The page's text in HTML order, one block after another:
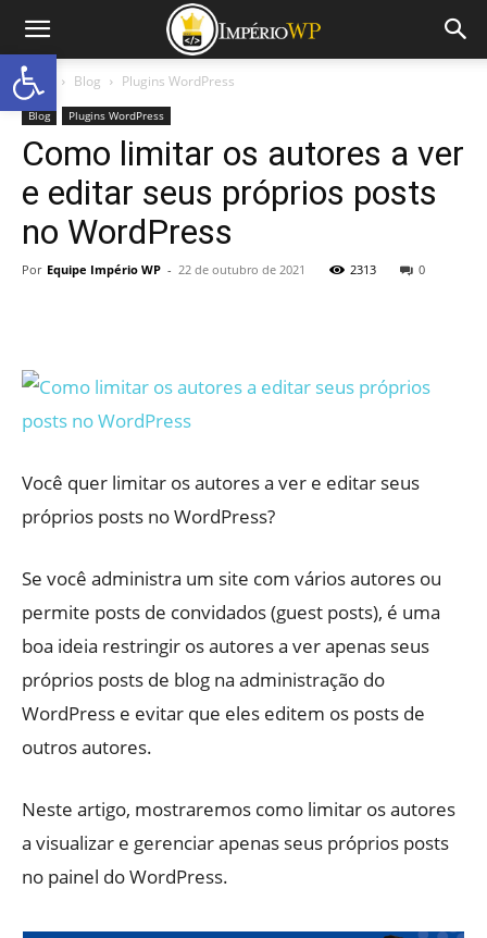
Início Blog Plugins WordPress
Blog Plugins WordPress
Como limitar os autores a ver
e editar seus próprios posts
no WordPress
Por Equipe Império WP - 22 de outubro de 2021 2313 0
Você quer limitar os autores a ver e editar seus
próprios posts no WordPress?
Se você administra um site com vários autores ou
permite posts de convidados (guest posts), é uma
boa ideia restringir os autores a ver apenas seus
próprios posts de blog na administração do
WordPress e evitar que eles editem os posts de
outros autores.
Neste artigo, mostraremos como limitar os autores
a visualizar e gerenciar apenas seus próprios posts
no painel do WordPress.
Abrir a barra de ferramentas